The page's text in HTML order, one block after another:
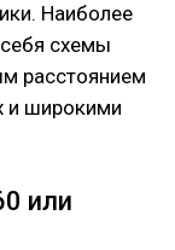
Наиболее
схемы
расстоянием
и широкими
или